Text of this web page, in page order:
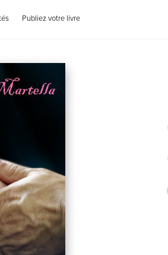
Publiez votre livre